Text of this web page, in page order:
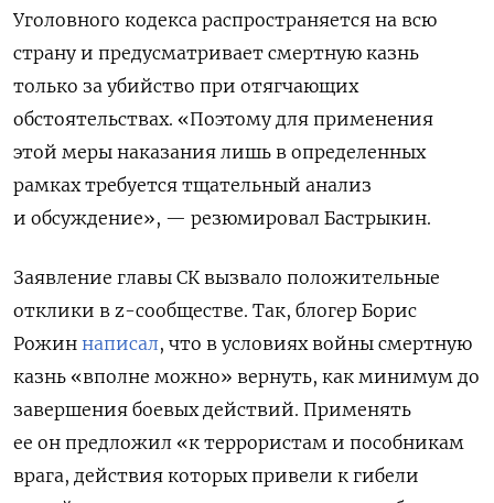
Уголовного кодекса распространяется на всю
страну и предусматривает смертную казнь
только за убийство при отягчающих
обстоятельствах. «Поэтому для применения
этой меры наказания лишь в определенных
рамках требуется тщательный анализ
и обсуждение», — резюмировал Бастрыкин.
Заявление главы СК вызвало положительные
отклики в z-сообществе. Так, блогер Борис
Рожин написал, что в условиях войны смертную
казнь «вполне можно» вернуть, как минимум до
завершения боевых действий. Применять
ее он предложил «к террористам и пособникам
врага, действия которых привели к гибели